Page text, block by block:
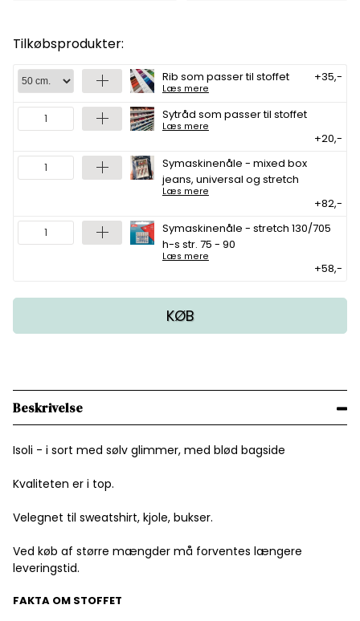
Tilkøbsprodukter:
Rib som passer til stoffet
Læs mere
+35,-
Sytråd som passer til stoffet
Læs mere
+20,-
Symaskinenåle - mixed box
jeans, universal og stretch
Læs mere
+82,-
Symaskinenåle - stretch 130/705
h-s str. 75 - 90
Læs mere
+58,-
KØB
Beskrivelse
Isoli - i sort med sølv glimmer, med blød bagside
Kvaliteten er i top.
Velegnet til sweatshirt, kjole, bukser.
Ved køb af større mængder må forventes længere
leveringstid.
FAKTA OM STOFFET